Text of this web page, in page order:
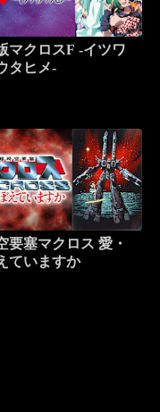
マクロスF -イツワ
タヒメ-
要塞マクロス 愛・
ていますか